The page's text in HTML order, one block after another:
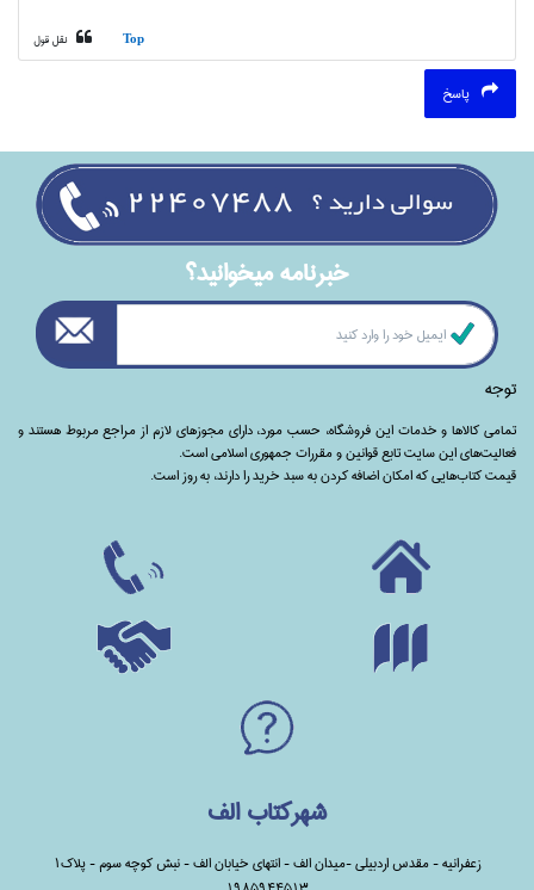
Top نقل قول
پاسخ
خبرنامه ميخوانيد؟
توجه
تمامی‌ کالاها و خدمات این فروشگاه، حسب مورد،‌ دارای مجوزهای لازم از مراجع مربوط هستند ‌و‌‌
فعالیت‌های این سایت تابع قوانین و مقررات جمهوری اسلامی است.
قیمت کتاب‌هایی که امکان اضافه کردن به سبد خرید را دارند،‌ به روز است.
شهرکتاب الف
زعفرانیه - مقدس اردبیلی -میدان الف - انتهای خیابان الف - نبش کوچه سوم - پلاک1